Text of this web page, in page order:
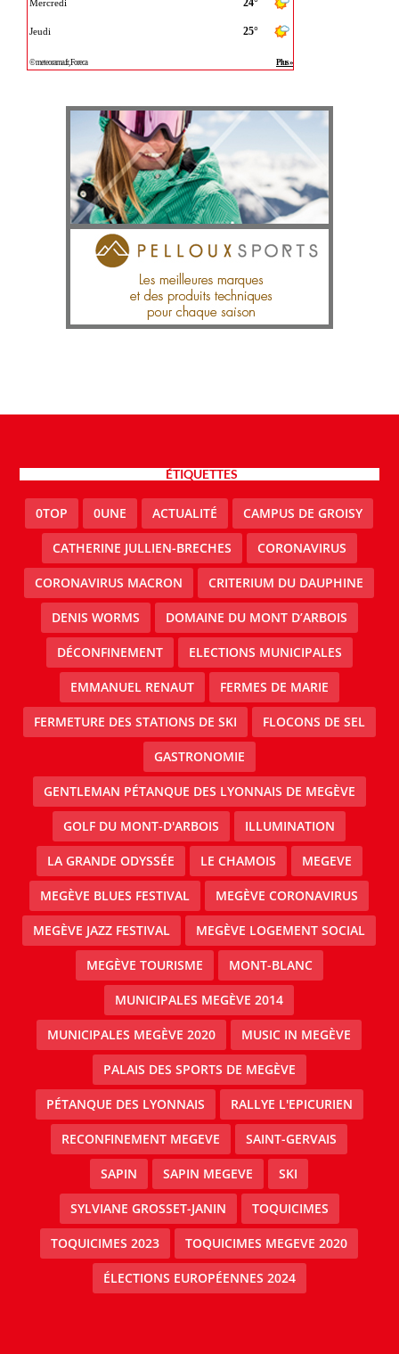
ÉTIQUETTES
0TOP 0UNE ACTUALITÉ CAMPUS DE GROISY
CATHERINE JULLIEN-BRECHES CORONAVIRUS
CORONAVIRUS MACRON CRITERIUM DU DAUPHINE
DENIS WORMS DOMAINE DU MONT D’ARBOIS
DÉCONFINEMENT ELECTIONS MUNICIPALES
EMMANUEL RENAUT FERMES DE MARIE
FERMETURE DES STATIONS DE SKI FLOCONS DE SEL
GASTRONOMIE
GENTLEMAN PÉTANQUE DES LYONNAIS DE MEGÈVE
GOLF DU MONT-D'ARBOIS ILLUMINATION
LA GRANDE ODYSSÉE LE CHAMOIS MEGEVE
MEGÈVE BLUES FESTIVAL MEGÈVE CORONAVIRUS
MEGÈVE JAZZ FESTIVAL MEGÈVE LOGEMENT SOCIAL
MEGÈVE TOURISME MONT-BLANC
MUNICIPALES MEGÈVE 2014
MUNICIPALES MEGÈVE 2020 MUSIC IN MEGÈVE
PALAIS DES SPORTS DE MEGÈVE
PÉTANQUE DES LYONNAIS RALLYE L'EPICURIEN
RECONFINEMENT MEGEVE SAINT-GERVAIS
SAPIN SAPIN MEGEVE SKI
SYLVIANE GROSSET-JANIN TOQUICIMES
TOQUICIMES 2023 TOQUICIMES MEGEVE 2020
ÉLECTIONS EUROPÉENNES 2024